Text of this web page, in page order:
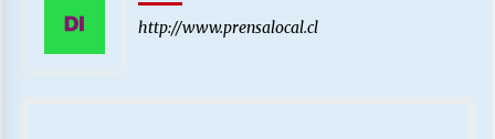
http://www.prensalocal.cl